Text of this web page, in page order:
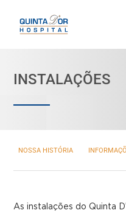
INSTALAÇÕES
As instalações do Quinta
NOSSA HISTÓRIA